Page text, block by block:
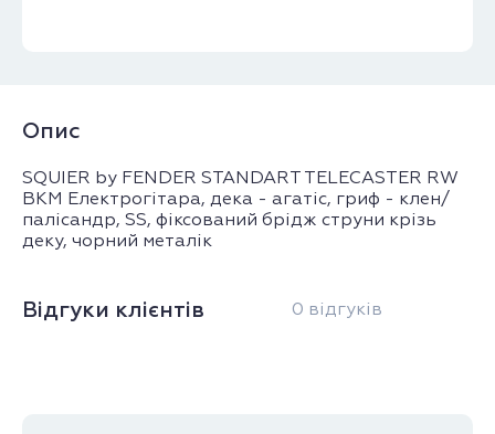
Опис
SQUIER by FENDER STANDART TELECASTER RW
BKM Електрогітара, дека - агатіс, гриф - клен/
палісандр, SS, фіксований брідж струни крізь
деку, чорний металік
Відгуки клієнтів 0 відгуків